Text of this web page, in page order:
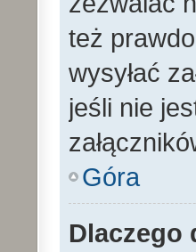
też
wysyłać
jeśli nie
Góra
Dlaczego